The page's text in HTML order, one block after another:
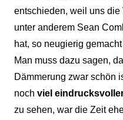
entschieden, weil uns
unter anderem Sean
hat, so neugierig
Man muss dazu sagen,
Dämmerung zwar schön
noch viel
zu sehen, war die Zeit